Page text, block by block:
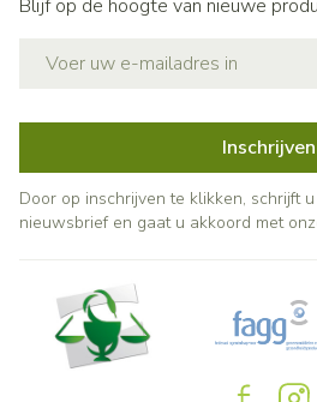
Blijf op de hoogte van nieuwe
Inschrijven
Door op inschrijven te klikken, schrijft
nieuwsbrief en gaat u akkoord met